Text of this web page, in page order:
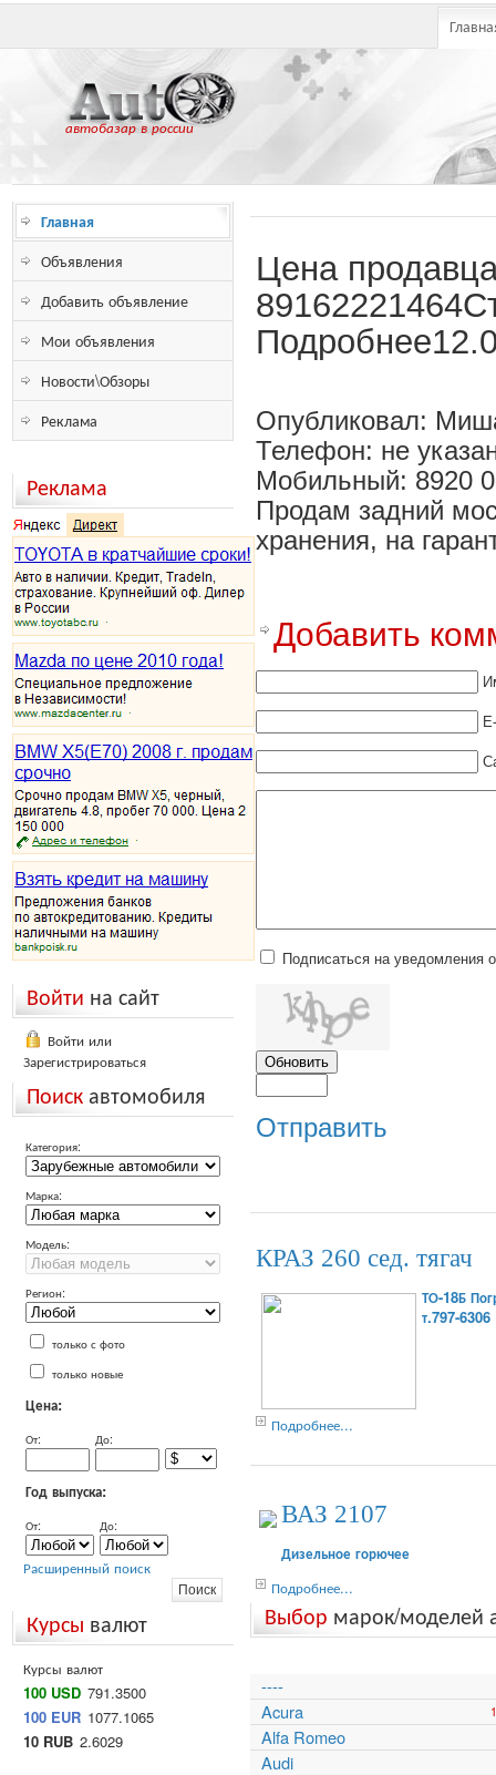
автобазар в россии
Главная
Объявления
Добавить объявление
Мои объявления
Новости\Обзоры
Реклама
Реклама
Войти на сайт
Войти или
Зарегистрироваться
Поискавтомобиля
Категория:
Марка:
Модель:
Регион:
только с фото
только новые
Цена:
От: До:
Год выпуска:
От: До:
Расширенный поиск
Курсы валют
Курсы валют
100 USD 791.3500
100 EUR 1077.1065
10 RUB 2.6029
Цена
Опубликовал:
Телефон: не
Мобильный: 8920
Продам задний
хранения, на
Добавить
Подписаться на уведомления
Отправить
КРАЗ 260 сед. тягач
ТО-18Б
т.797-6306
Подробнее...
ВАЗ 2107
Дизельное горючее
Подробнее...
Выбор марок/моделей
----
Acura
Alfa Romeo
Audi